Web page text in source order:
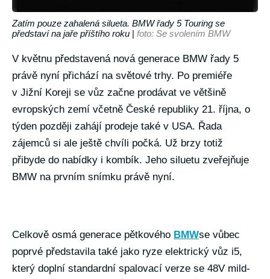
Zatím pouze zahalená silueta. BMW řady 5 Touring se
představí na jaře příštího roku | foto: Se svolením BMW
V květnu představená nová generace BMW řady 5
právě nyní přichází na světové trhy. Po premiéře
v Jižní Koreji se vůz začne prodávat ve většině
evropských zemí včetně České republiky 21. října, o
týden později zahájí prodeje také v USA. Řada
zájemců si ale ještě chvíli počká. Už brzy totiž
přibyde do nabídky i kombík. Jeho siluetu zveřejňuje
BMW na prvním snímku právě nyní.
Celkově osmá generace pětkového BMWse vůbec
poprvé představila také jako ryze elektrický vůz i5,
který doplní standardní spalovací verze se 48V mild-